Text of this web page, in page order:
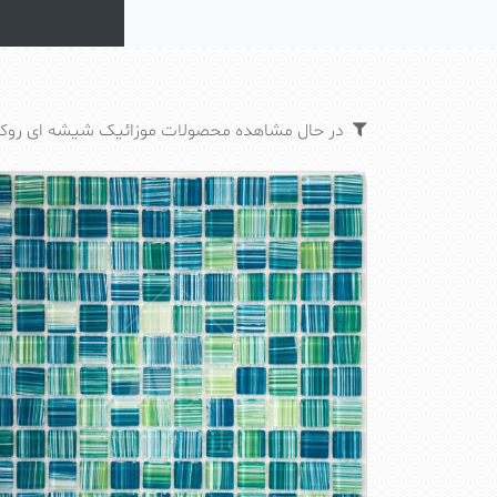
در حال مشاهده محصولات موزائیک شیشه ای